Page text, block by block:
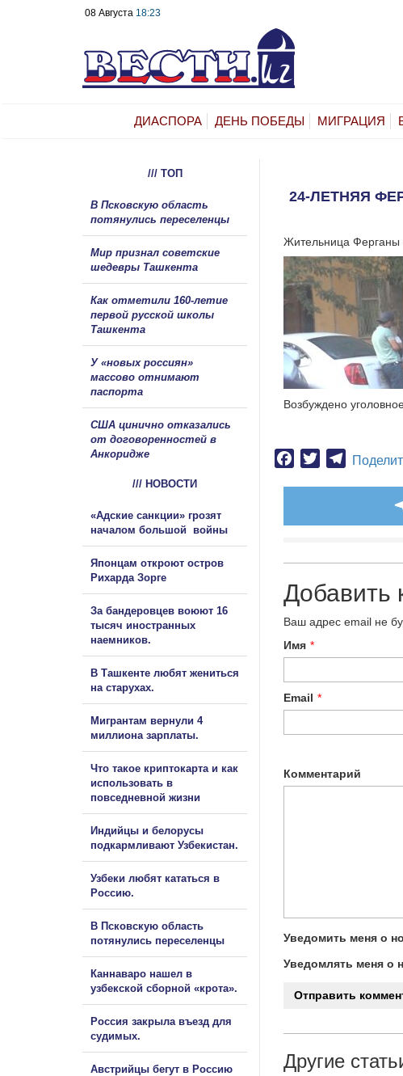
08 Августа 18:23
ДИАСПОРА ДЕНЬ ПОБЕДЫ МИГРАЦИЯ
24-ЛЕТНЯЯ
Жительница Ферганы
Возбуждено
Facebook
TwitterTelegram
Добавить
Ваш адрес email не
Имя *
Email *
Комментарий
Уведомить меня о
Уведомлять меня о
Другие
/// ТОП
В Псковскую область
потянулись переселенцы
Мир признал советские
шедевры Ташкента
Как отметили 160-летие
первой русской школы
Ташкента
У «новых россиян»
массово отнимают
паспорта
США цинично отказались
от договоренностей в
Анкоридже
/// НОВОСТИ
«Адские санкции» грозят
началом большой войны
Японцам откроют остров
Рихарда Зорге
За бандеровцев воюют 16
тысяч иностранных
наемников.
В Ташкенте любят жениться
на старухах.
Мигрантам вернули 4
миллиона зарплаты.
Что такое криптокарта и как
использовать в
повседневной жизни
Индийцы и белорусы
подкармливают Узбекистан.
Узбеки любят кататься в
Россию.
В Псковскую область
потянулись переселенцы
Каннаваро нашел в
узбекской сборной «крота».
Россия закрыла въезд для
судимых.
Австрийцы бегут в Россию